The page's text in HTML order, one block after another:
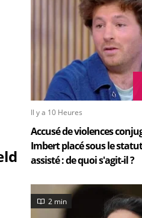
Il y a 10 Heures
Accusé de violences
Imbert placé sous le
assisté : de quoi s'agit-il ?
2 min